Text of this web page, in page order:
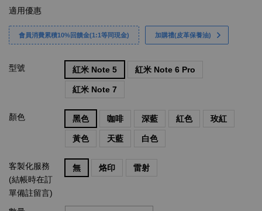
適用優惠
會員消費累積10%回饋金(1:1等同現金) 加購禮(皮革保養油)
型號 紅米 Note 5 紅米 Note 6 Pro
紅米 Note 7
顏色 黑色 咖啡 深藍 紅色 玫紅
黃色 天藍 白色
客製化服務
(結帳時在訂
單備註留言)
無 烙印 雷射